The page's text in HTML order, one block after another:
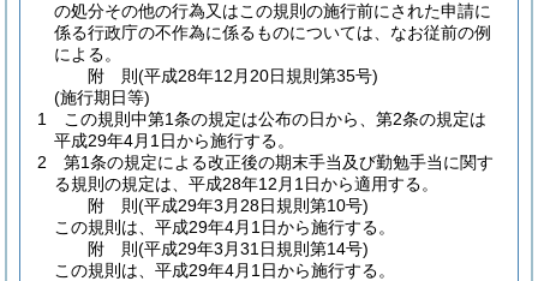
の処分その他の行為又はこの規則の施行前にされた申請に
係る行政庁の不作為に係るものについては、なお従前の例
による。
附 則(平成28年12月20日規則第35号)
(施行期日等)
1
この規則中第1条の規定は公布の日から、第2条の規定は
平成29年4月1日から施行する。
2
第1条の規定による改正後の期末手当及び勤勉手当に関す
る規則の規定は、平成28年12月1日から適用する。
附 則(平成29年3月28日規則第10号)
この規則は、平成29年4月1日から施行する。
附 則(平成29年3月31日規則第14号)
この規則は、平成29年4月1日から施行する。